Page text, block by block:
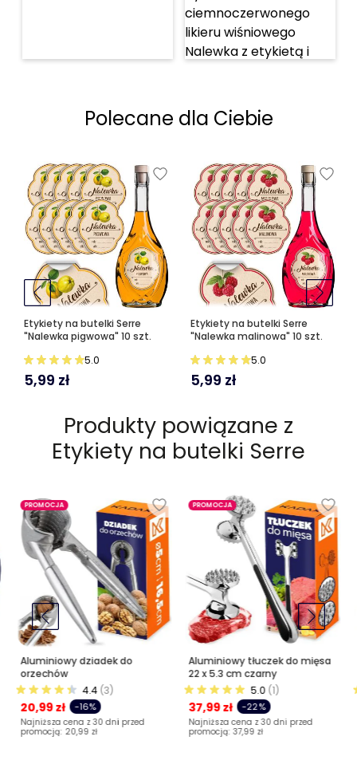
Polecane dla Ciebie
Etykiety na butelki Serre
"Nalewka pigwowa" 10 szt.
5.0
5,99 zł
Etykiety na butelki Serre
"Nalewka malinowa" 10 szt.
5.0
5,99 zł
Produkty powiązane z
Etykiety na butelki Serre
PROMOCJA
Aluminiowy dziadek do
orzechów
4.4 (3)
20,99 zł -16%
Najniższa cena z 30 dni przed
promocją: 20,99 zł
PROMOCJA
Aluminiowy tłuczek do mięsa
22 x 5.3 cm czarny
5.0 (1)
37,99 zł -22%
Najniższa cena z 30 dni przed
promocją: 37,99 zł